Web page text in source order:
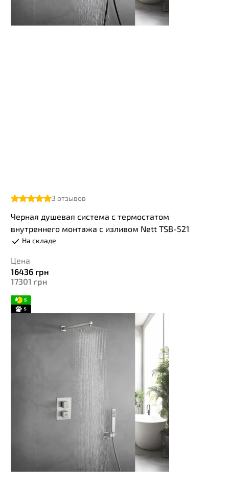
3 отзывов
Черная душевая система с термостатом
внутреннего монтажа с изливом Nett TSB-521
На складе
Цена
16436 грн
17301 грн